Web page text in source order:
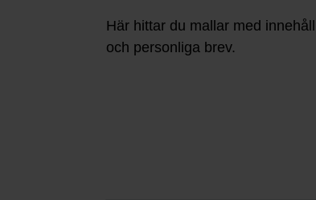
Här hittar du mallar med
och personliga brev.